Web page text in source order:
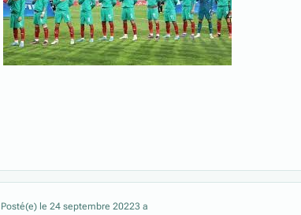
Posté(e) le 24 septembre 20223 a